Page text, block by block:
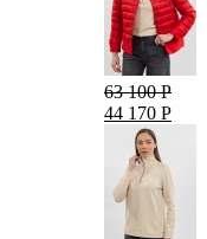
63 100 Р
44 170 Р